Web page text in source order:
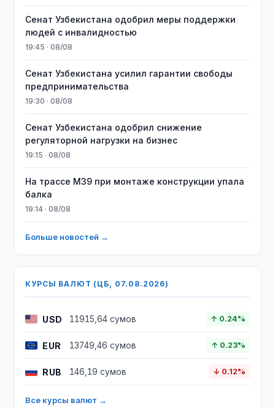
Сенат Узбекистана одобрил меры поддержки
людей с инвалидностью
19:45 · 08/08
Сенат Узбекистана усилил гарантии свободы
предпринимательства
19:30 · 08/08
Сенат Узбекистана одобрил снижение
регуляторной нагрузки на бизнес
19:15 · 08/08
На трассе M39 при монтаже конструкции упала
балка
19:14 · 08/08
Больше новостей →
КУРСЫ ВАЛЮТ (ЦБ, 07.08.2026)
USD 11915,64 сумов ↑ 0.24%
EUR 13749,46 сумов ↑ 0.23%
RUB 146,19 сумов ↓ 0.12%
Все курсы валют →